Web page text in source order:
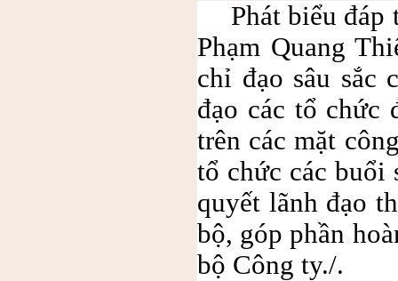
Phát biểu
Phạm Quang
chỉ đạo sâu sắc
đạo các tổ chức
trên các mặt
tổ chức các buổi
quyết lãnh đạo
bộ, góp phần
bộ Công ty./.